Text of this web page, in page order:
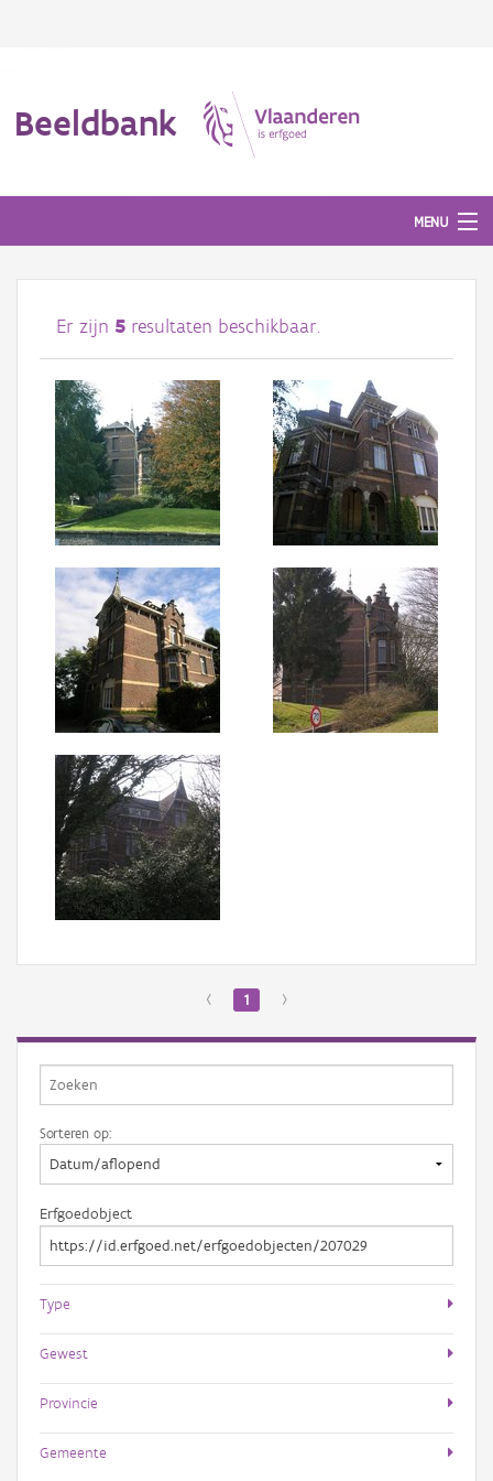
Beeldbank
MENU
Afbeeldingen
#BeeldIndeKijker
Hergebruik
Over ons
Aanmelden
Er zijn 5 resultaten beschikbaar.
‹ 1 ›
Sorteren op:
Erfgoedobject
Type
Gewest
Provincie
Gemeente